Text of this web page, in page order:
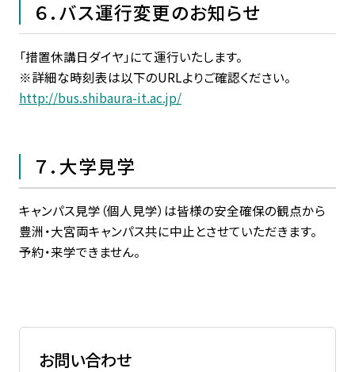
６．バス運行変更のお知らせ
「措置休講日ダイヤ」にて運行いたします。
※詳細な時刻表は以下のURLよりご確認ください。
http://bus.shibaura-it.ac.jp/
７．大学見学
キャンパス見学（個人見学）は皆様の安全確保の観点から
豊洲・大宮両キャンパス共に中止とさせていただきます。
予約・来学できません。
お問い合わせ